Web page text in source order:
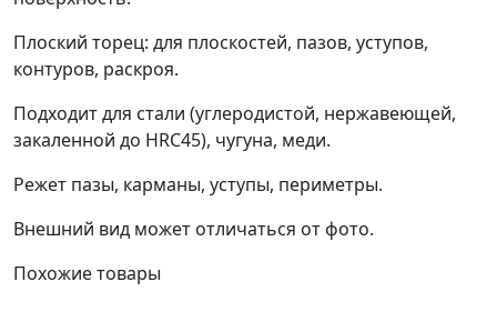
Плоский торец: для плоскостей, пазов, уступов,
контуров, раскроя.
Подходит для стали (углеродистой, нержавеющей,
закаленной до HRC45), чугуна, меди.
Режет пазы, карманы, уступы, периметры.
Внешний вид может отличаться от фото.
Похожие товары